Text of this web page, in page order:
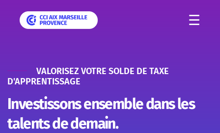
☰
VALORISEZ VOTRE SOLDE DE TAXE
D'APPRENTISSAGE
Investissons ensemble dans les
talents de demain.